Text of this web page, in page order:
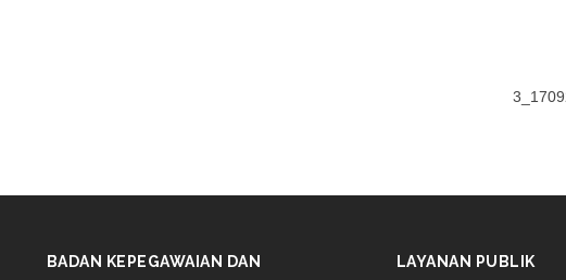
BADAN KEPEGAWAIAN DAN
LAYANAN PUBLIK